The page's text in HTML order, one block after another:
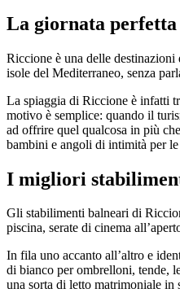
La giornata perfetta
Riccione è una delle
isole del Mediterraneo, senza
La spiaggia di Riccione è infatti
motivo è semplice: quando il
ad offrire quel qualcosa in più
bambini e angoli di intimità per
I migliori
Gli stabilimenti balneari di
piscina, serate di cinema
In fila uno accanto all’altro e
di bianco per ombrelloni, tende,
una sorta di letto matrimoniale in